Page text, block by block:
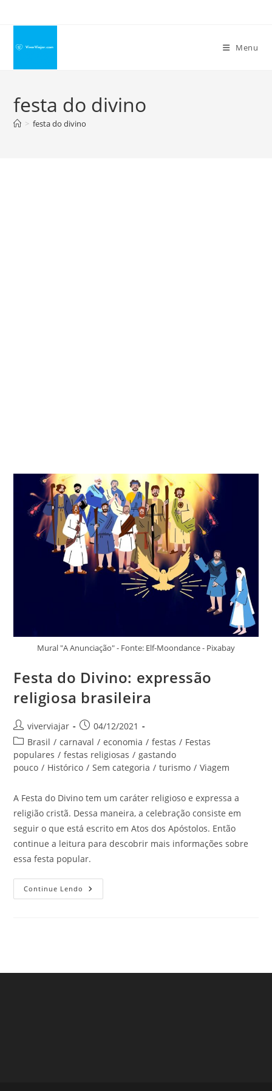
conteúdo
Menu
festa do divino
> festa do divino
Mural "A Anunciação" - Fonte: Elf-Moondance - Pixabay
Festa do Divino: expressão
religiosa brasileira
Autor
do
post:
viverviajar
Post
publicado:
04/12/2021
Categoria
do
post:
Brasil / carnaval / economia / festas / Festas
populares / festas religiosas / gastando
pouco / Histórico / Sem categoria / turismo / Viagem
A Festa do Divino tem um caráter religioso e expressa a
religião cristã. Dessa maneira, a celebração consiste em
seguir o que está escrito em Atos dos Apóstolos. Então
continue a leitura para descobrir mais informações sobre
essa festa popular.
Continue Lendo Festa
Do